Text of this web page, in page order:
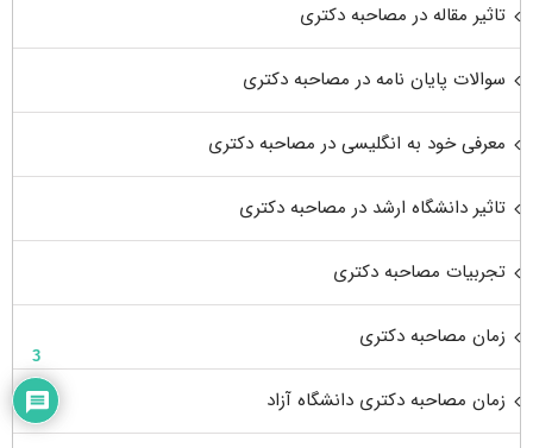
تاثیر مقاله در مصاحبه دکتری
سوالات پایان نامه در مصاحبه دکتری
معرفی خود به انگلیسی در مصاحبه دکتری
تاثیر دانشگاه ارشد در مصاحبه دکتری
تجربیات مصاحبه دکتری
زمان مصاحبه دکتری
زمان مصاحبه دکتری دانشگاه آزاد
3